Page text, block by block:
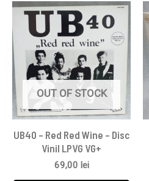
OUT OF STOCK
UB40 – Red Red Wine – Disc
Vinil LPVG VG+
69,00 lei